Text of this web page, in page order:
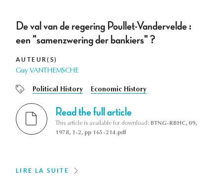
De val van de regering Poullet-Vandervelde :
een "samenzwering der bankiers" ?
AUTEUR(S)
Guy VANTHEMSCHE
Political History Economic History
Read the full article
This article is available for download: BTNG-RBHC, 09,
1978, 1-2, pp 165-214.pdf
LIRE LA SUITE